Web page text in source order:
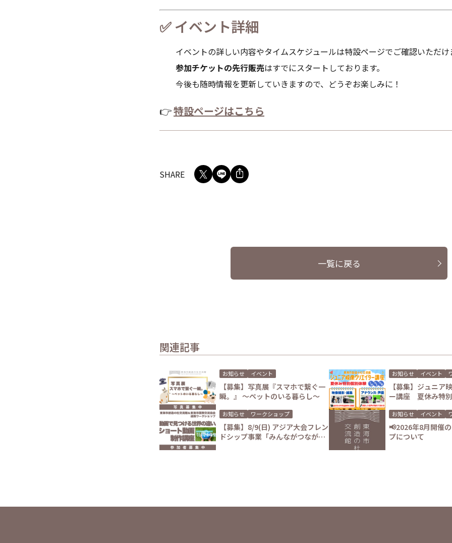
✅ イベント詳細
イベントの詳しい内容やタイムスケジュールは特設ページでご確認いただけ
参加チケットの先行販売はすでにスタートしております。
今後も随時情報を更新していきますので、どうぞお楽しみに！
👉特設ページはこちら
SHARE
一覧に戻る
関連記事
お知らせ イベント
【募集】写真展『スマホで繋ぐ一
瞬。』 ～ペットのいる暮らし～
お知らせ イベント
【募集】ジュニア
ー講座 夏休み特
お知らせ ワークショップ
【募集】8/9(日) アジア大会フレン
ドシップ事業「みんながつながる
お知らせ イベント
📢2026年8月開催
プについて